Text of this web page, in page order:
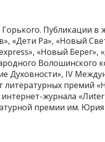
Публикации
«Дети Ра», «Новый
«Новый
Волошинского
Духовности», IV
литературных премий
журнала
премии им.